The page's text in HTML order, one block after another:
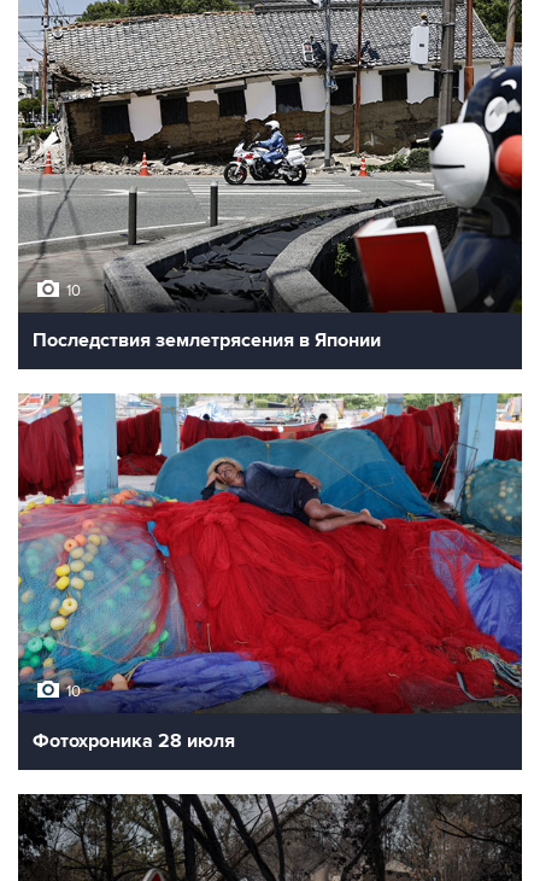
10
Последствия землетрясения в Японии
10
Фотохроника 28 июля